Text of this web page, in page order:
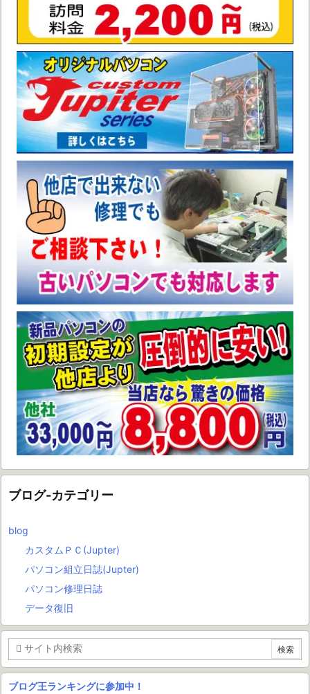
ブログ-カテゴリー
blog
カスタムＰＣ(Jupter)
パソコン組立日誌(Jupter)
パソコン修理日誌
データ復旧
ブログ王ランキングに参加中！